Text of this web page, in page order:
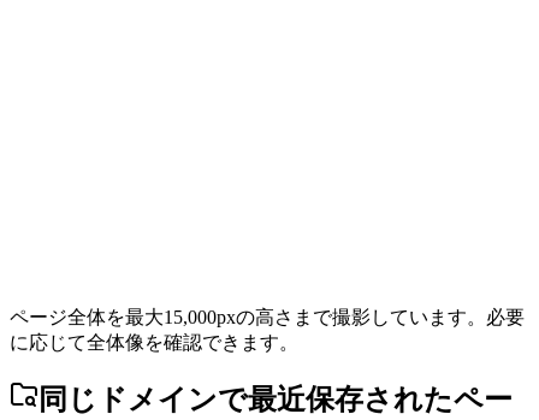
ページ全体を最大15,000pxの高さまで撮影しています。必要
に応じて全体像を確認できます。
同じドメインで最近保存されたペー